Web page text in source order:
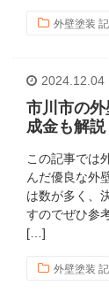
外壁塗装
2024.12.04
市川市の
成金も解説
この記事では
んだ優良な外
は数が多く、
すのでぜひ参
[…]
外壁塗装